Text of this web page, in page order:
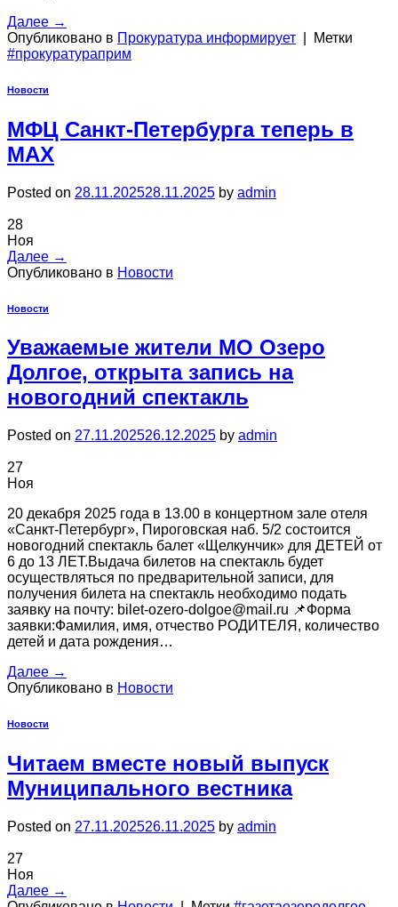
Далее →
Опубликовано в Прокуратура информирует
Метки
#прокуратураприм
Новости
МФЦ Санкт-Петербурга теперь в
MAX
Posted on 28.11.202528.11.2025 by admin
28
Ноя
Далее →
Опубликовано в Новости
Новости
Уважаемые жители МО Озеро
Долгое, открыта запись на
новогодний спектакль
Posted on 27.11.202526.12.2025 by admin
27
Ноя
20 декабря 2025 года в 13.00 в концертном зале отеля
«Санкт-Петербург», Пироговская наб. 5/2 состоится
новогодний спектакль балет «Щелкунчик» для ДЕТЕЙ от
6 до 13 ЛЕТ.Выдача билетов на спектакль будет
осуществляться по предварительной записи, для
получения билета на спектакль необходимо подать
заявку на почту: bilet-ozero-dolgoe@mail.ru 📌Форма
заявки:Фамилия, имя, отчество РОДИТЕЛЯ, количество
детей и дата рождения…
Далее →
Опубликовано в Новости
Новости
Читаем вместе новый выпуск
Муниципального вестника
Posted on 27.11.202526.11.2025 by admin
27
Ноя
Далее →